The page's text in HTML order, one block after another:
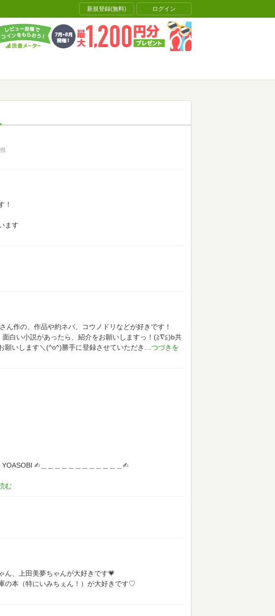
新規登録(無料) ログイン
！
ます
ん作の、作品や約ネバ、コウノドリなどが好きです！
白い小説があったら、紹介をお願いしますっ！(≧∇≦)b共
願いします＼(^o^)勝手に登録させていただき
✍︎＿＿＿＿＿＿＿＿＿＿＿＿✍︎
ん、上田美夢ちゃんが大好きです💗
の本（特にいみちぇん！）が大好きです♡